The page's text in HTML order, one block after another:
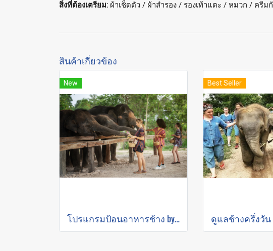
สิ่งที่ต้องเตรียม: ผ้าเช็ดตัว / ผ้าสำรอง / รองเท้าแตะ / หมวก / ครี
สินค้าเกี่ยวข้อง
New
โปรแกรมป้อนอาหารช้าง by Elephant Jungle Sanctuary
Best Seller